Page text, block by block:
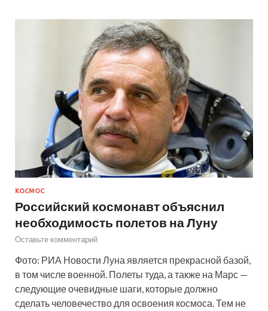
КОСМОС
Российский космонавт объяснил
необходимость полетов на Луну
Оставьте комментарий
Фото: РИА Новости Луна является прекрасной базой,
в том числе военной. Полеты туда, а также на Марс —
следующие очевидные шаги, которые должно
сделать человечество для освоения космоса. Тем не